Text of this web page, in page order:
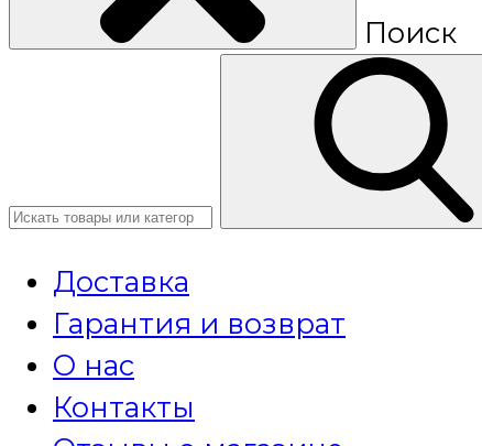
Поиск
Доставка
Гарантия и возврат
О нас
Контакты